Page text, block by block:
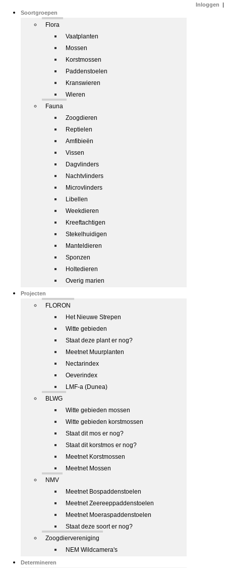
Soortgroepen
Flora
Vaatplanten
Mossen
Korstmossen
Paddenstoelen
Kranswieren
Wieren
Fauna
Zoogdieren
Reptielen
Amfibieën
Vissen
Dagvlinders
Nachtvlinders
Microvlinders
Libellen
Weekdieren
Kreeftachtigen
Stekelhuidigen
Manteldieren
Sponzen
Holtedieren
Overig marien
Projecten
FLORON
Het Nieuwe Strepen
Witte gebieden
Staat deze plant er nog?
Meetnet Muurplanten
Nectarindex
Oeverindex
LMF-a (Dunea)
BLWG
Witte gebieden mossen
Witte gebieden korstmossen
Staat dit mos er nog?
Staat dit korstmos er nog?
Meetnet Korstmossen
Meetnet Mossen
NMV
Meetnet Bospaddenstoelen
Meetnet Zeereeppaddenstoelen
Meetnet Moeraspaddenstoelen
Staat deze soort er nog?
Zoogdiervereniging
NEM Wildcamera's
Determineren
Inloggen |